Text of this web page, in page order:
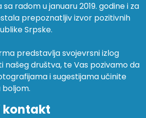
radom u januaru 2019. godine i za
prepoznatljiv izvor pozitivnih
Srpske.
predstavlja svojevrsni izlog
našeg društva, te Vas pozivamo da
i sugestijama učinite
kontakt